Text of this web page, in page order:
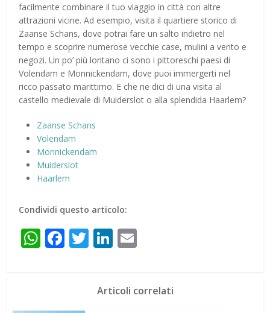
facilmente combinare il tuo viaggio in città con altre
attrazioni vicine. Ad esempio, visita il quartiere storico di
Zaanse Schans, dove potrai fare un salto indietro nel
tempo e scoprire numerose vecchie case, mulini a vento e
negozi. Un po’ più lontano ci sono i pittoreschi paesi di
Volendam e Monnickendam, dove puoi immergerti nel
ricco passato marittimo. E che ne dici di una visita al
castello medievale di Muiderslot o alla splendida Haarlem?
Zaanse Schans
Volendam
Monnickendam
Muiderslot
Haarlem
Condividi questo articolo:
WhatsApp
Facebook
TwitterLinkedIn
Articoli correlati